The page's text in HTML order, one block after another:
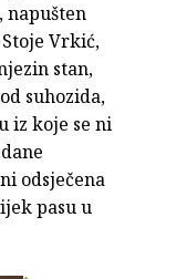
napušten
Vrkić,
stan,
suhozida,
iz koje se ni
odsječena
pasu u